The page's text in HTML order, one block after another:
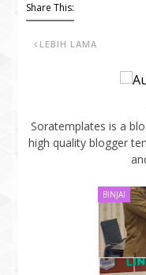
Share This:
LEBIH LAMA
Soratemplates is a
high quality blogger
BINJAI